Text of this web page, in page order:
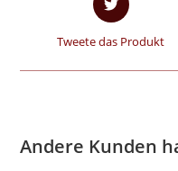
Tweete das Produkt
Andere Kunden